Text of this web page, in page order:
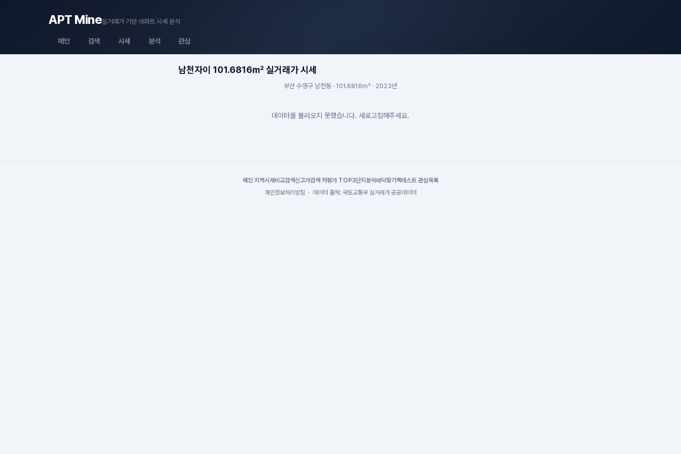
APT Mine실거래가 기반 아파트 시세 분석
메인 검색 시세 분석 관심
남천자이 101.6816m² 실거래가 시세
부산 수영구 남천동 · 101.6816m² · 2023년
데이터를 불러오지 못했습니다. 새로고침해주세요.
메인 지역시세 비교검색신고가검색 저평가 TOP3단지분석 바닥찾기 백테스트 관심목록
개인정보처리방침 · 데이터 출처: 국토교통부 실거래가 공공데이터